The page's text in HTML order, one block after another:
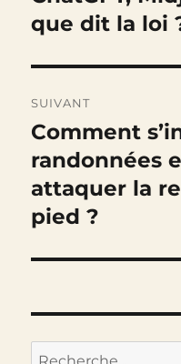
l’article
précédente :
que dit la loi
SUIVANT
Publication
suivante :
Comment
randonnées
attaquer la
pied ?
Recherche